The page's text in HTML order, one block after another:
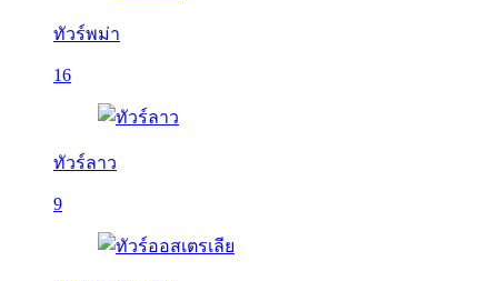
ทัวร์พม่า
16
ทัวร์ลาว
9